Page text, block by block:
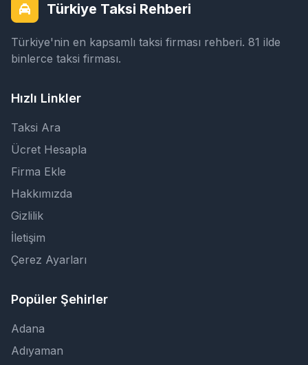
Türkiye Taksi Rehberi
Türkiye'nin en kapsamlı taksi firması rehberi. 81 ilde
binlerce taksi firması.
Hızlı Linkler
Taksi Ara
Ücret Hesapla
Firma Ekle
Hakkımızda
Gizlilik
İletişim
Çerez Ayarları
Popüler Şehirler
Adana
Adıyaman